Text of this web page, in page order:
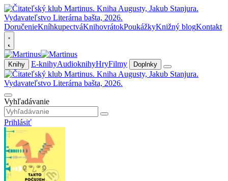
DoručenieKníhkupectváKnihovrátokPoukážkyKnižný blogKontakt
Knihy E-knihyAudioknihyHryFilmy Doplnky
Vyhľadávanie
Prihlásiť